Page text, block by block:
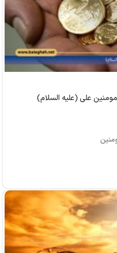
علی (علیه السلام)